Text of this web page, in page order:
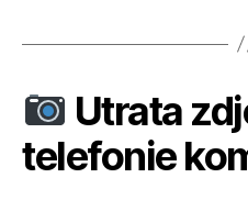
Utrata
telefonie